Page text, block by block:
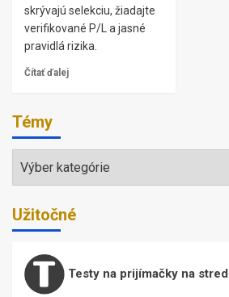
skrývajú selekciu, žiadajte
verifikované P/L a jasné
pravidlá rizika.
Čítať ďalej
Témy
Témy
Užitočné
Testy na prijímačky na